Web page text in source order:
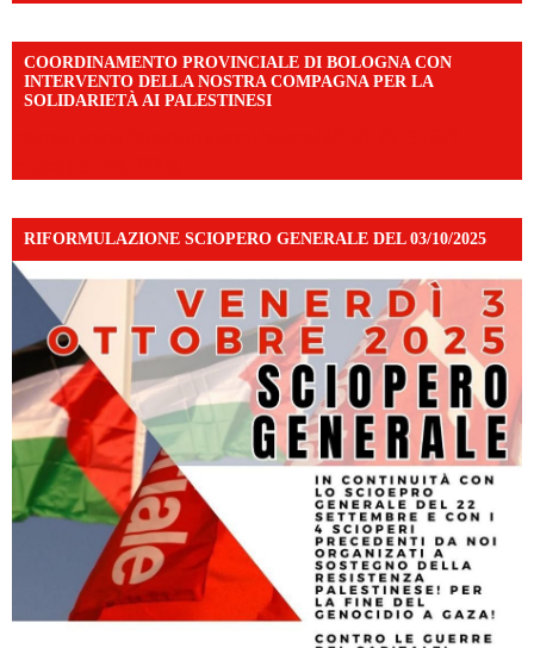
COORDINAMENTO PROVINCIALE DI BOLOGNA CON
INTERVENTO DELLA NOSTRA COMPAGNA PER LA
SOLIDARIETÀ AI PALESTINESI
RIFORMULAZIONE SCIOPERO GENERALE DEL 03/10/2025